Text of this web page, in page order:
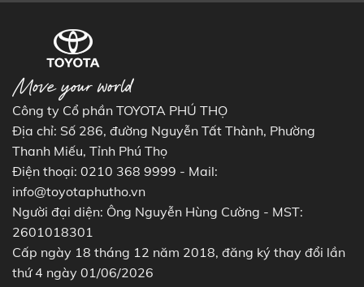
Công ty Cổ phần TOYOTA PHÚ THỌ
Địa chỉ: Số 286, đường Nguyễn Tất Thành, Phường
Thanh Miếu, Tỉnh Phú Thọ
Điện thoại: 0210 368 9999 - Mail:
info@toyotaphutho.vn
Người đại diện: Ông Nguyễn Hùng Cường - MST:
2601018301
Cấp ngày 18 tháng 12 năm 2018, đăng ký thay đổi lần
thứ 4 ngày 01/06/2026